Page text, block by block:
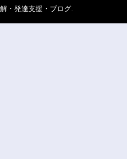
・発達支援・ブログ.